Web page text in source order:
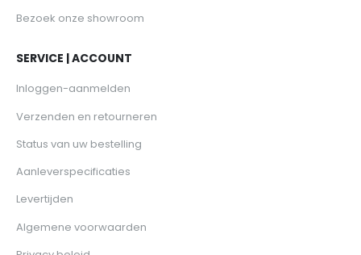
Bezoek onze showroom
SERVICE | ACCOUNT
Inloggen-aanmelden
Verzenden en retourneren
Status van uw bestelling
Aanleverspecificaties
Levertijden
Algemene voorwaarden